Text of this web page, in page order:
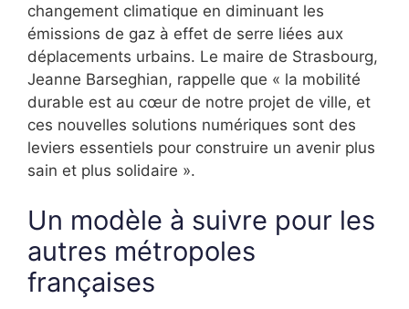
changement climatique en diminuant les
émissions de gaz à effet de serre liées aux
déplacements urbains. Le maire de Strasbourg,
Jeanne Barseghian, rappelle que « la mobilité
durable est au cœur de notre projet de ville, et
ces nouvelles solutions numériques sont des
leviers essentiels pour construire un avenir plus
sain et plus solidaire ».
Un modèle à suivre pour les
autres métropoles
françaises